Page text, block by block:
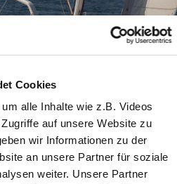
Cookies
alle Inhalte wie z.B. Videos
auf unsere Website zu
wir Informationen zu der
an unsere Partner für soziale
weiter. Unsere Partner